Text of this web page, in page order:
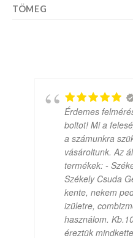
TÖMEG
Érdemes
boltot! Mi a
a számunkra
vásároltunk. Az
termékek: -
Székely Csuda
kente, nekem
izületre,
használom.
éreztük